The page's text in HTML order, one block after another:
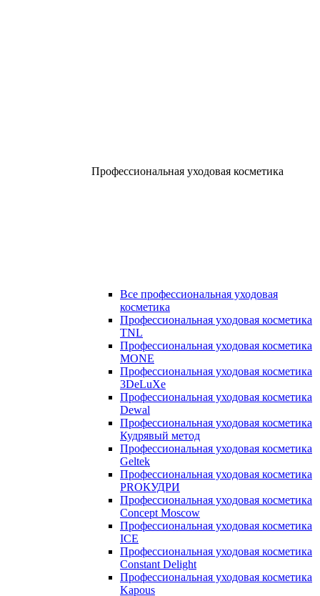
Профессиональная уходовая косметика
Все профессиональная уходовая
косметика
Профессиональная уходовая косметика
TNL
Профессиональная уходовая косметика
MONE
Профессиональная уходовая косметика
3DeLuXe
Профессиональная уходовая косметика
Dewal
Профессиональная уходовая косметика
Кудрявый метод
Профессиональная уходовая косметика
Geltek
Профессиональная уходовая косметика
PROКУДРИ
Профессиональная уходовая косметика
Concept Moscow
Профессиональная уходовая косметика
ICE
Профессиональная уходовая косметика
Constant Delight
Профессиональная уходовая косметика
Kapous